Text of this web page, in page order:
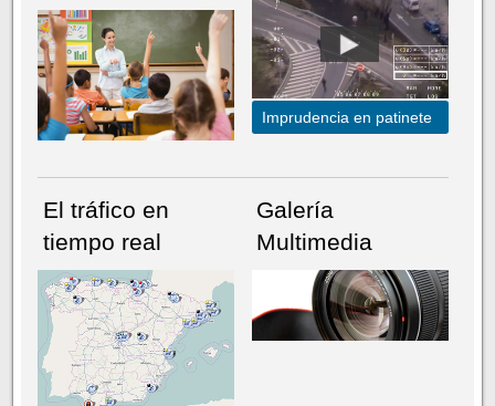
NÚMERO ACTUALHEMEROTECA
Imprudencia en patinete
El tráfico en
tiempo real
Galería
Multimedia